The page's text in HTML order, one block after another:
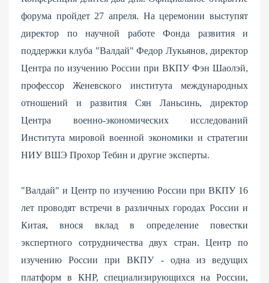
форума пройдет 27 апреля. На церемонии выступят
директор по научной работе Фонда развития и
поддержки клуба "Валдай" Федор Лукьянов, директор
Центра по изучению России при ВКПУ Фэн Шаолэй,
профессор Женевского института международных
отношений и развития Сян Ланьсинь, директор
Центра военно-экономических исследований
Института мировой военной экономики и стратегии
НИУ ВШЭ Прохор Тебин и другие эксперты.
"Валдай" и Центр по изучению России при ВКПУ 16
лет проводят встречи в различных городах России и
Китая, внося вклад в определение повестки
экспертного сотрудничества двух стран. Центр по
изучению России при ВКПУ - одна из ведущих
платформ в КНР, специализирующихся на России,